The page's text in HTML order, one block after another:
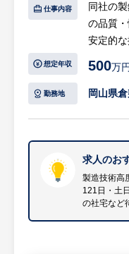
仕事内容
同社の
の品質
安定的な
【具体
・製造
造技術お
解析
・製品の
製造技術
想定年収 500万
勤務地 岡山県
求人のお
製造技術高
121日・土
の社宅など